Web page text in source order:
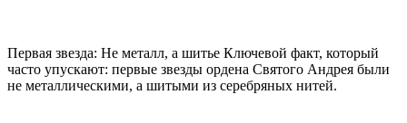
Первая звезда: Не металл, а шитье Ключевой факт, который
часто упускают: первые звезды ордена Святого Андрея были
не металлическими, а шитыми из серебряных нитей.